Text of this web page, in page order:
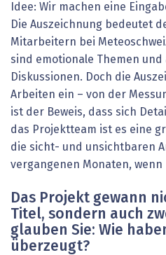
Idee: Wir machen eine
Die Auszeichnung bedeutet
Mitarbeitern bei
sind emotionale Themen
Diskussionen. Doch die
Arbeiten ein – von der
ist der Beweis, dass sich
das Projektteam ist es eine
die sicht- und unsichtbaren
vergangenen Monaten, wenn
Das Projekt gewann
Titel, sondern auch
glauben Sie: Wie
überzeugt?